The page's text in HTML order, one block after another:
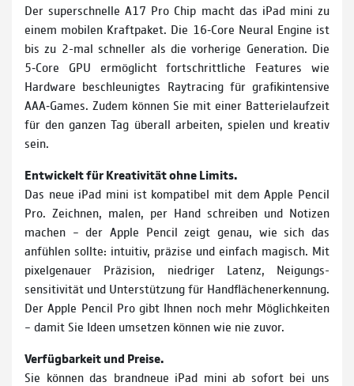
Der super­schnelle A17 Pro Chip macht das iPad mini zu
einem mobilen Kraftpaket. Die 16‑Core Neural Engine ist
bis zu 2-mal schneller als die vorherige Gene­ration. Die
5‑Core GPU ermög­licht fort­schritt­liche Features wie
Hard­ware be­schleunigtes Raytracing für grafik­intensive
AAA‑Games. Zudem können Sie mit einer Batterie­laufzeit
für den ganzen Tag überall arbeiten, spielen und kreativ
sein.
Entwickelt für Kreativität ohne Limits.
Das neue iPad mini ist kompatibel mit dem Apple Pencil
Pro. Zeichnen, malen, per Hand schreiben und Notizen
machen – der Apple Pencil zeigt genau, wie sich das
anfühlen sollte: intuitiv, präzise und ein­fach magisch. Mit
pixel­genauer Präzision, niedriger Latenz, Neigungs­
sensitivität und Unter­stützung für Hand­flächen­erkennung.
Der Apple Pencil Pro gibt Ihnen noch mehr Möglich­keiten
– damit Sie Ideen umsetzen können wie nie zuvor.
Verfügbarkeit und Preise.
Sie können das brandneue iPad mini ab sofort bei uns